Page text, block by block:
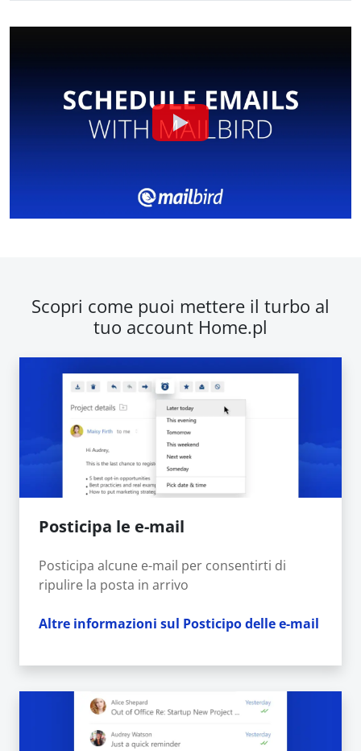
Scopri come puoi mettere il turbo al
tuo account Home.pl
Posticipa le e-mail
Posticipa alcune e-mail per consentirti di
ripulire la posta in arrivo
Altre informazioni sul Posticipo delle e-mail